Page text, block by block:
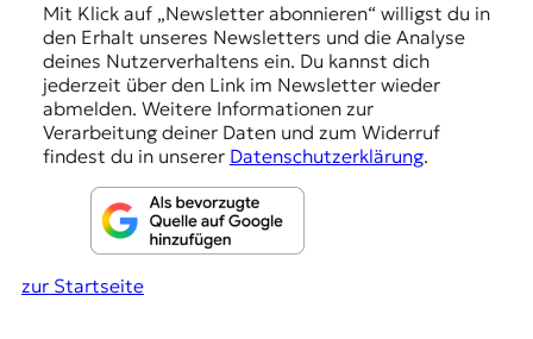
Mit Klick auf „Newsletter abonnieren“ willigst du in
den Erhalt unseres Newsletters und die Analyse
deines Nutzerverhaltens ein. Du kannst dich
jederzeit über den Link im Newsletter wieder
abmelden. Weitere Informationen zur
Verarbeitung deiner Daten und zum Widerruf
findest du in unserer Datenschutzerklärung.
zur Startseite